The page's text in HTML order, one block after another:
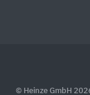
© Heinze GmbH